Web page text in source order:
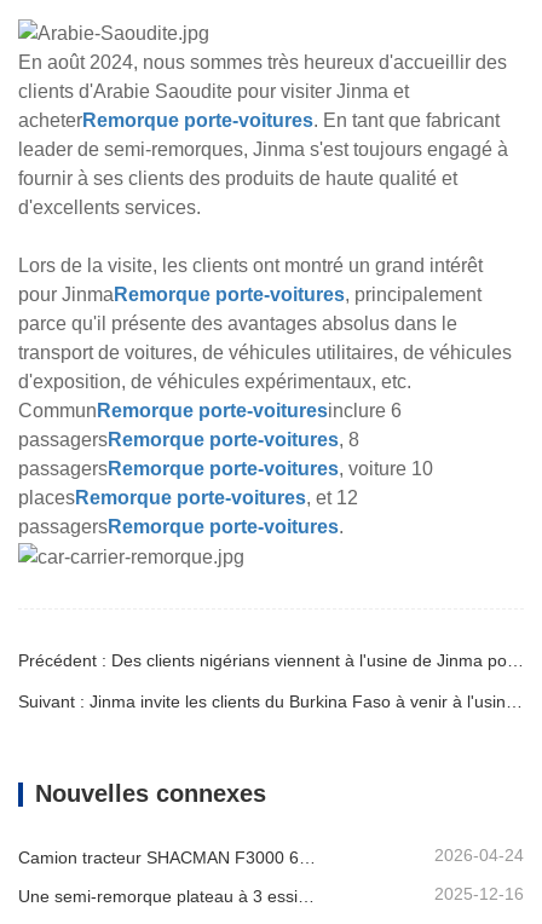
En août 2024, nous sommes très heureux d'accueillir des
clients d'Arabie Saoudite pour visiter Jinma et
acheterRemorque porte-voitures. En tant que fabricant
leader de semi-remorques, Jinma s'est toujours engagé à
fournir à ses clients des produits de haute qualité et
d'excellents services.
Lors de la visite, les clients ont montré un grand intérêt
pour Jinma Remorque porte-voitures, principalement
parce qu'il présente des avantages absolus dans le
transport de voitures, de véhicules utilitaires, de véhicules
d'exposition, de véhicules expérimentaux, etc.
Commun Remorque porte-voituresinclure 6
passagersRemorque porte-voitures, 8
passagersRemorque porte-voitures, voiture 10
placesRemorque porte-voitures, et 12
passagersRemorque porte-voitures.
Nouvelles connexes
2026-04-24
Une semi-remorque plateau à 3 essieux de 40 pieds sera expédiée au Ghana. 2025-12-16